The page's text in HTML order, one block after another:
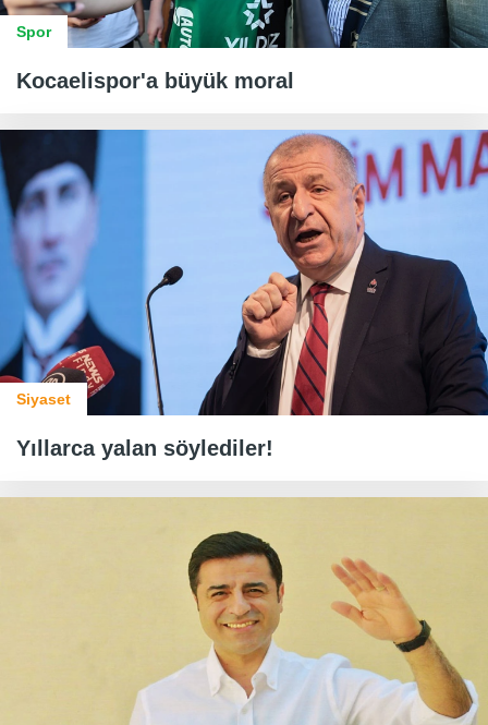
Spor
Kocaelispor'a büyük moral
Siyaset
Yıllarca yalan söylediler!